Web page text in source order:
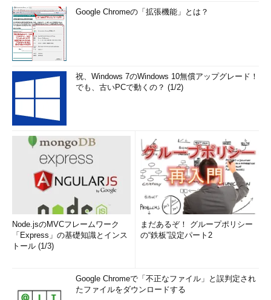
Google Chromeの「拡張機能」とは？
祝、Windows 7のWindows 10無償アップグレード！
でも、古いPCで動くの？ (1/2)
Node.jsのMVCフレームワーク
「Express」の基礎知識とインス
トール (1/3)
まだあるぞ！ グループポリシー
の“鉄板”設定パート2
Google Chromeで「不正なファイル」と誤判定され
たファイルをダウンロードする